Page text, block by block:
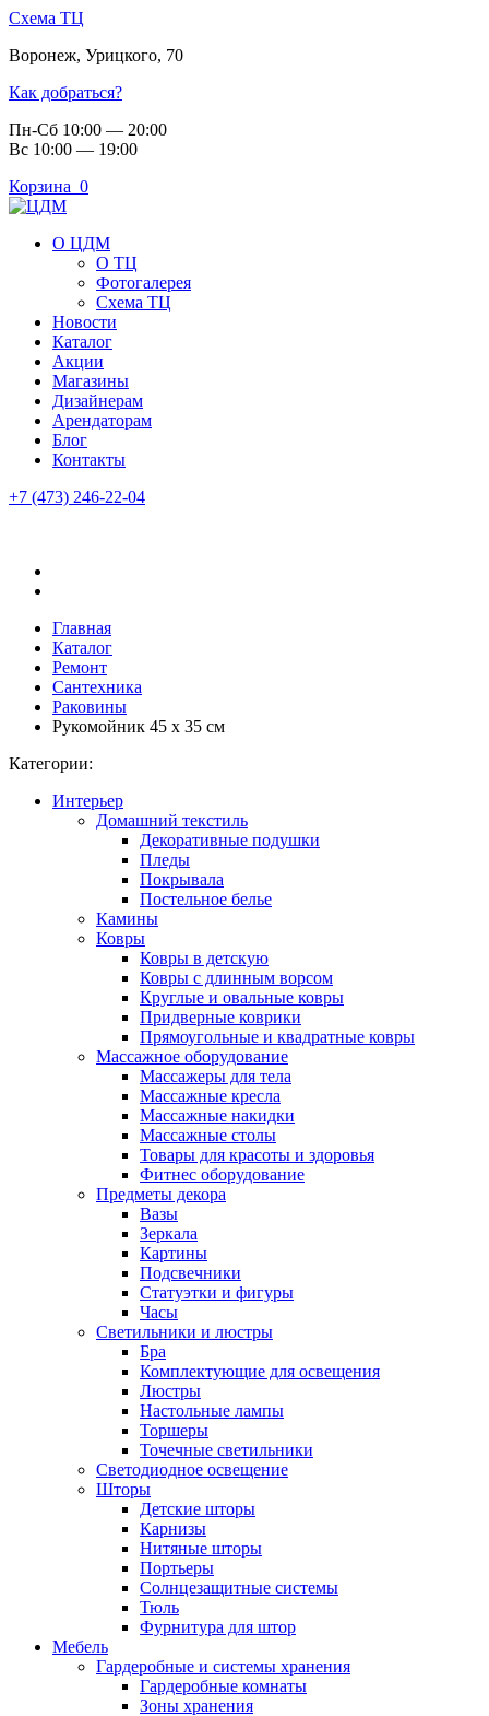
Схема ТЦ
Воронеж, Урицкого, 70
Как добраться?
Пн-Сб 10:00 — 20:00
Вс 10:00 — 19:00
Корзина 0
О ЦДМ
О ТЦ
Фотогалерея
Схема ТЦ
Новости
Каталог
Акции
Магазины
Дизайнерам
Арендаторам
Блог
Контакты
+7 (473) 246-22-04
Главная
Каталог
Ремонт
Сантехника
Раковины
Рукомойник 45 x 35 см
Категории:
Интерьер
Домашний текстиль
Декоративные подушки
Пледы
Покрывала
Постельное белье
Камины
Ковры
Ковры в детскую
Ковры с длинным ворсом
Круглые и овальные ковры
Придверные коврики
Прямоугольные и квадратные ковры
Массажное оборудование
Массажеры для тела
Массажные кресла
Массажные накидки
Массажные столы
Товары для красоты и здоровья
Фитнес оборудование
Предметы декора
Вазы
Зеркала
Картины
Подсвечники
Статуэтки и фигуры
Часы
Светильники и люстры
Бра
Комплектующие для освещения
Люстры
Настольные лампы
Торшеры
Точечные светильники
Светодиодное освещение
Шторы
Детские шторы
Карнизы
Нитяные шторы
Портьеры
Солнцезащитные системы
Тюль
Фурнитура для штор
Мебель
Гардеробные и системы хранения
Гардеробные комнаты
Зоны хранения